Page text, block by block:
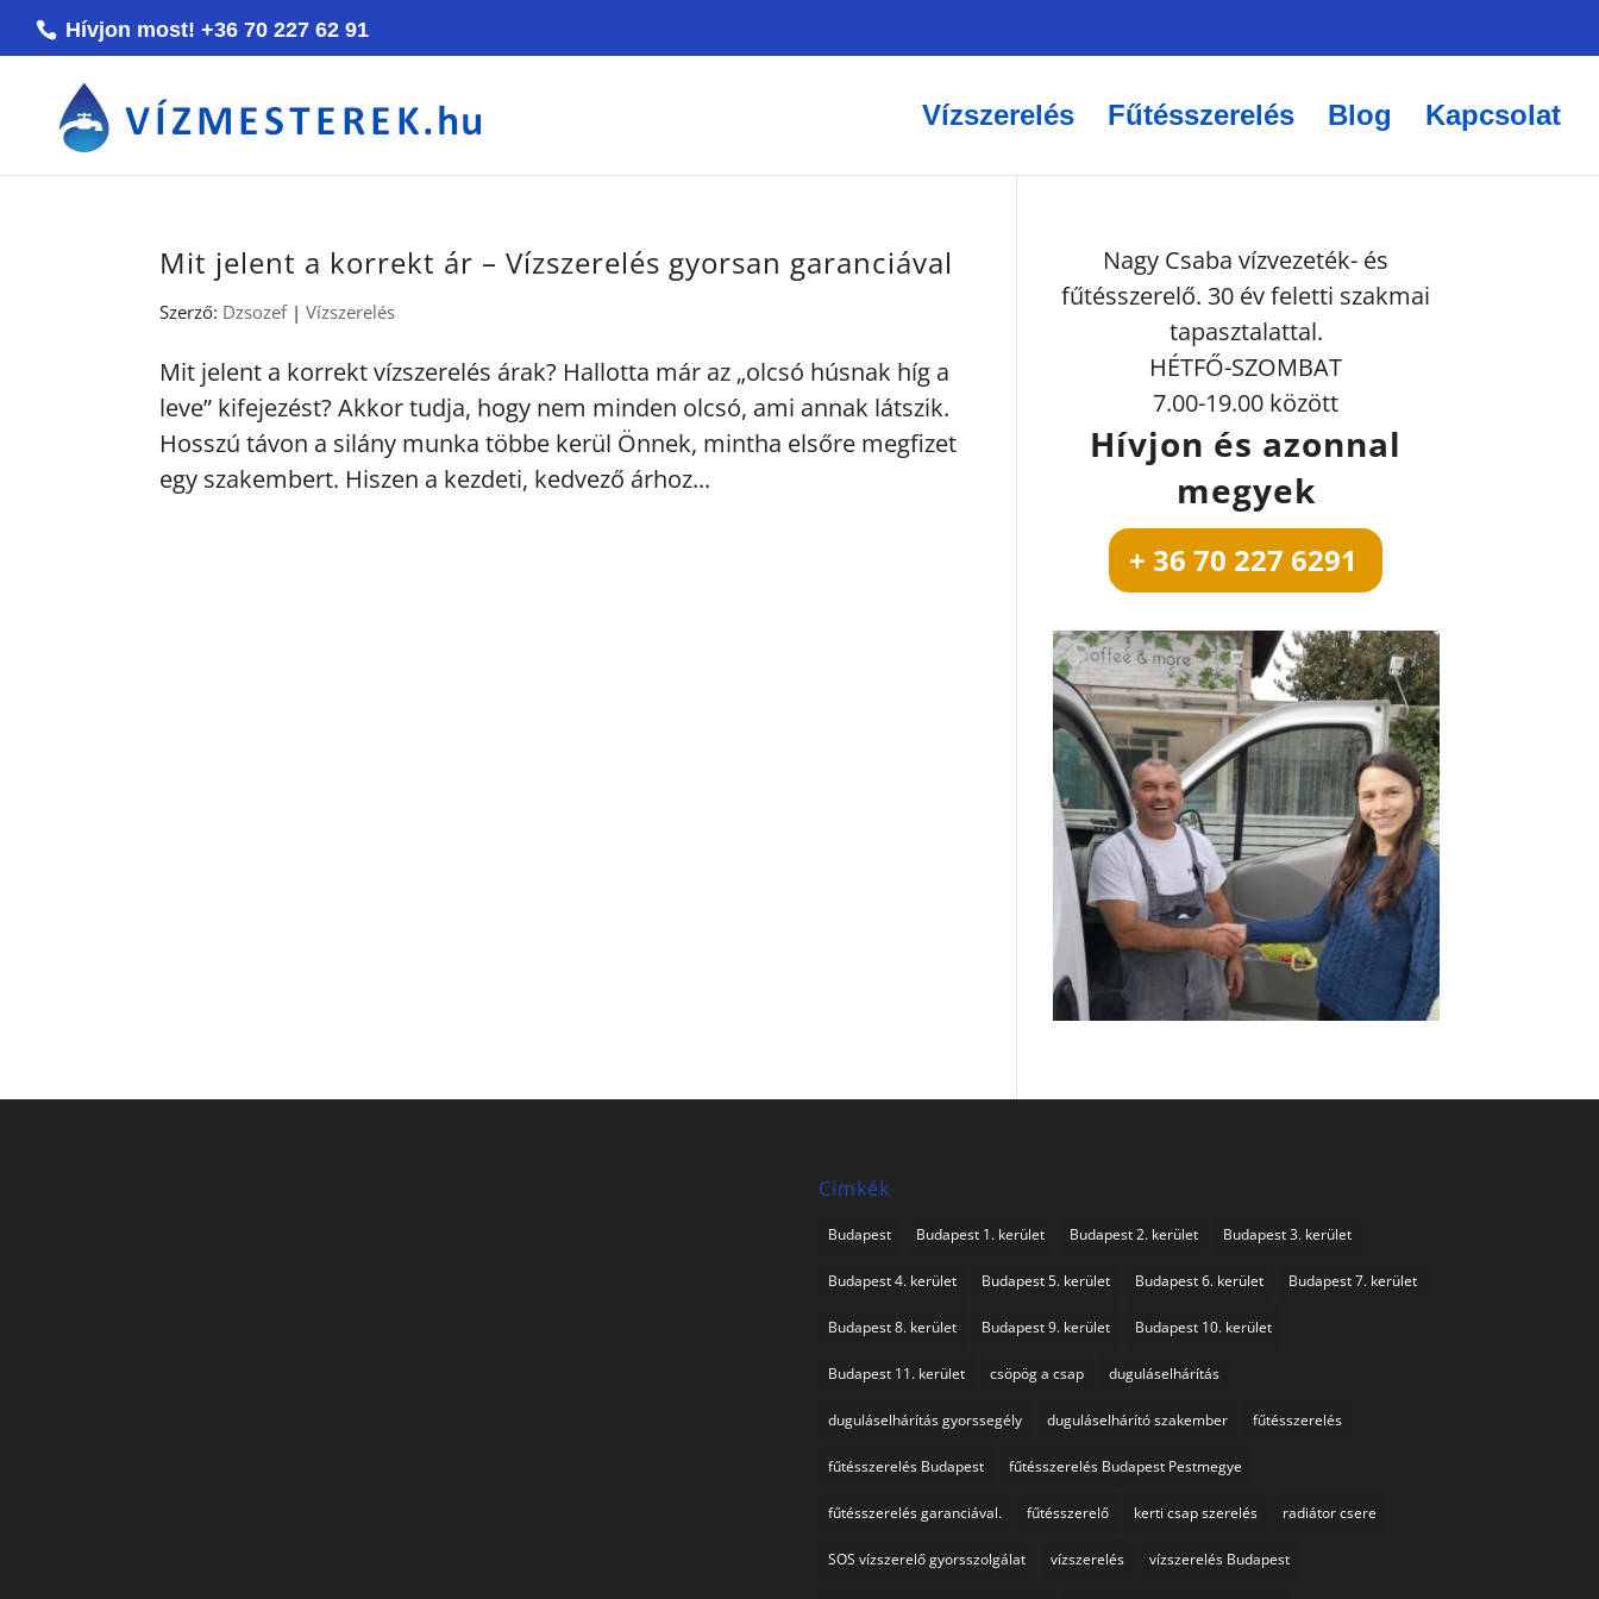
Hívjon most! +36 70 227 62 91
Vízszerelés Fűtésszerelés Blog Kapcsolat
Mit jelent a korrekt ár – Vízszerelés gyorsan garanciával
Szerző: Dzsozef|Vízszerelés
Mit jelent a korrekt vízszerelés árak? Hallotta már az „olcsó húsnak híg a
leve” kifejezést? Akkor tudja, hogy nem minden olcsó, ami annak látszik.
Hosszú távon a silány munka többe kerül Önnek, mintha elsőre megfizet
egy szakembert. Hiszen a kezdeti, kedvező árhoz...
Nagy Csaba vízvezeték- és
fűtésszerelő. 30 év feletti szakmai
tapasztalattal.
HÉTFŐ-SZOMBAT
7.00-19.00 között
Hívjon és azonnal
megyek
+ 36 70 227 6291
Cimkék
Budapest Budapest 1. kerület Budapest 2. kerület Budapest 3. kerület
Budapest 4. kerület Budapest 5. kerület Budapest 6. kerület Budapest 7. kerület
Budapest 8. kerület Budapest 9. kerület Budapest 10. kerület
Budapest 11. kerület csöpög a csap duguláselhárítás
duguláselhárítás gyorssegély duguláselhárító szakember fűtésszerelés
fűtésszerelés Budapest fűtésszerelés Budapest Pestmegye
fűtésszerelés garanciával. fűtésszerelő kerti csap szerelés radiátor csere
SOS vízszerelő gyorsszolgálat vízszerelés vízszerelés Budapest